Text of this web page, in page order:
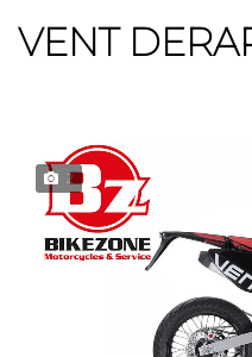
VENT
2